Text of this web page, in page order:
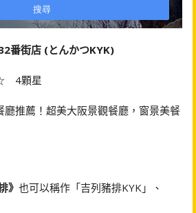
番街店 (とんかつKYK)
4顆星
廳推薦！超美大阪景觀餐廳，窗景美餐
》 也可以稱作「吉列豬排KYK」、